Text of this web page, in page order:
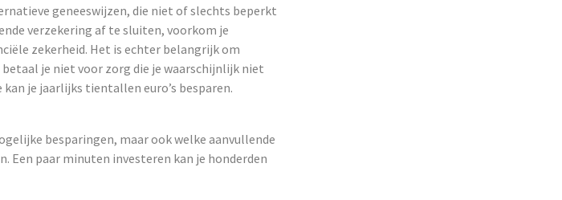
geneeswijzen, die niet of slechts beperkt
verzekering af te sluiten, voorkom je
zekerheid. Het is echter belangrijk om
je niet voor zorg die je waarschijnlijk niet
je jaarlijks tientallen euro’s besparen.
besparingen, maar ook welke aanvullende
Een paar minuten investeren kan je honderden